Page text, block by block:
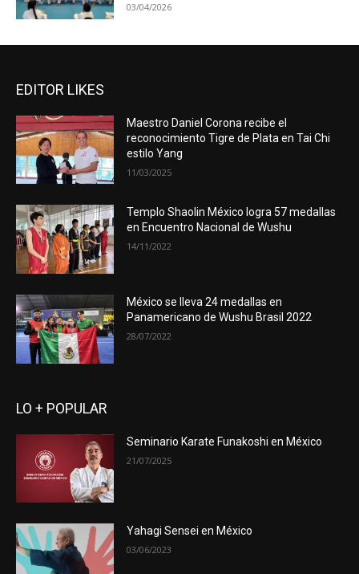
03/04/2026
EDITOR LIKES
Maestro Daniel Corona recibe el
reconocimiento Tigre de Plata en Tai Chi
estilo Yang
11/03/2025
Templo Shaolin México logra 57 medallas
en Encuentro Nacional de Wushu
14/11/2022
México se lleva 24 medallas en
Panamericano de Wushu Brasil 2022
28/07/2022
LO + POPULAR
Seminario Karate Funakoshi en México
21/07/2025
Yahagi Sensei en México
03/06/2023